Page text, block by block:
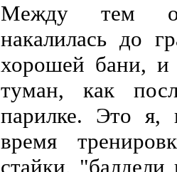
Между тем
накалилась до
хорошей бани,
туман, как
парилке. Это я,
время
стайки,